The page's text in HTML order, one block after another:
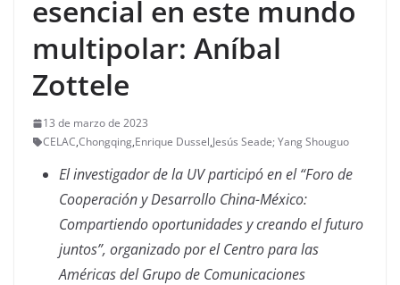
esencial en este mundo
multipolar: Aníbal
Zottele
13 de marzo de 2023
CELAC,Chongqing,Enrique Dussel,Jesús Seade; Yang Shouguo
El investigador de la UV participó en el “Foro de
Cooperación y Desarrollo China-México:
Compartiendo oportunidades y creando el futuro
juntos”, organizado por el Centro para las
Américas del Grupo de Comunicaciones